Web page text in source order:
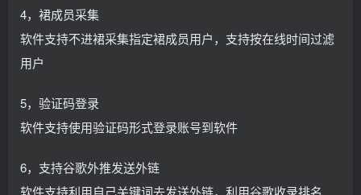
4，裙成员采集
软件支持不进裙采集指定裙成员用户，支持按在线时间过滤
用户
5，验证码登录
软件支持使用验证码形式登录账号到软件
6，支持谷歌外推发送外链
软件支持利用自己关键词去发送外链，利用谷歌收录排名